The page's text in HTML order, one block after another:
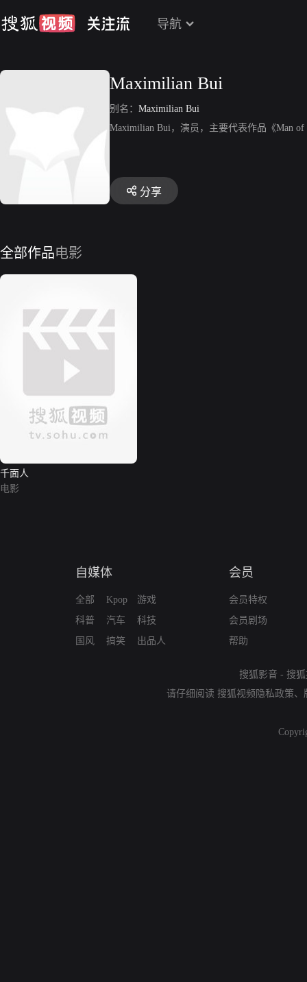
导航
Maximilian Bui
别名： Maximilian Bui
Maximilian Bui，演员，主要代表作品《Man of
分享
全部作品电影
千面人
电影
自媒体
全部
科普
国风
Kpop
汽车
搞笑
游戏
科技
出品人
会员
会员特权
会员剧场
帮助
搜狐影音 - 搜
请仔细阅读 搜狐视频隐私政策、